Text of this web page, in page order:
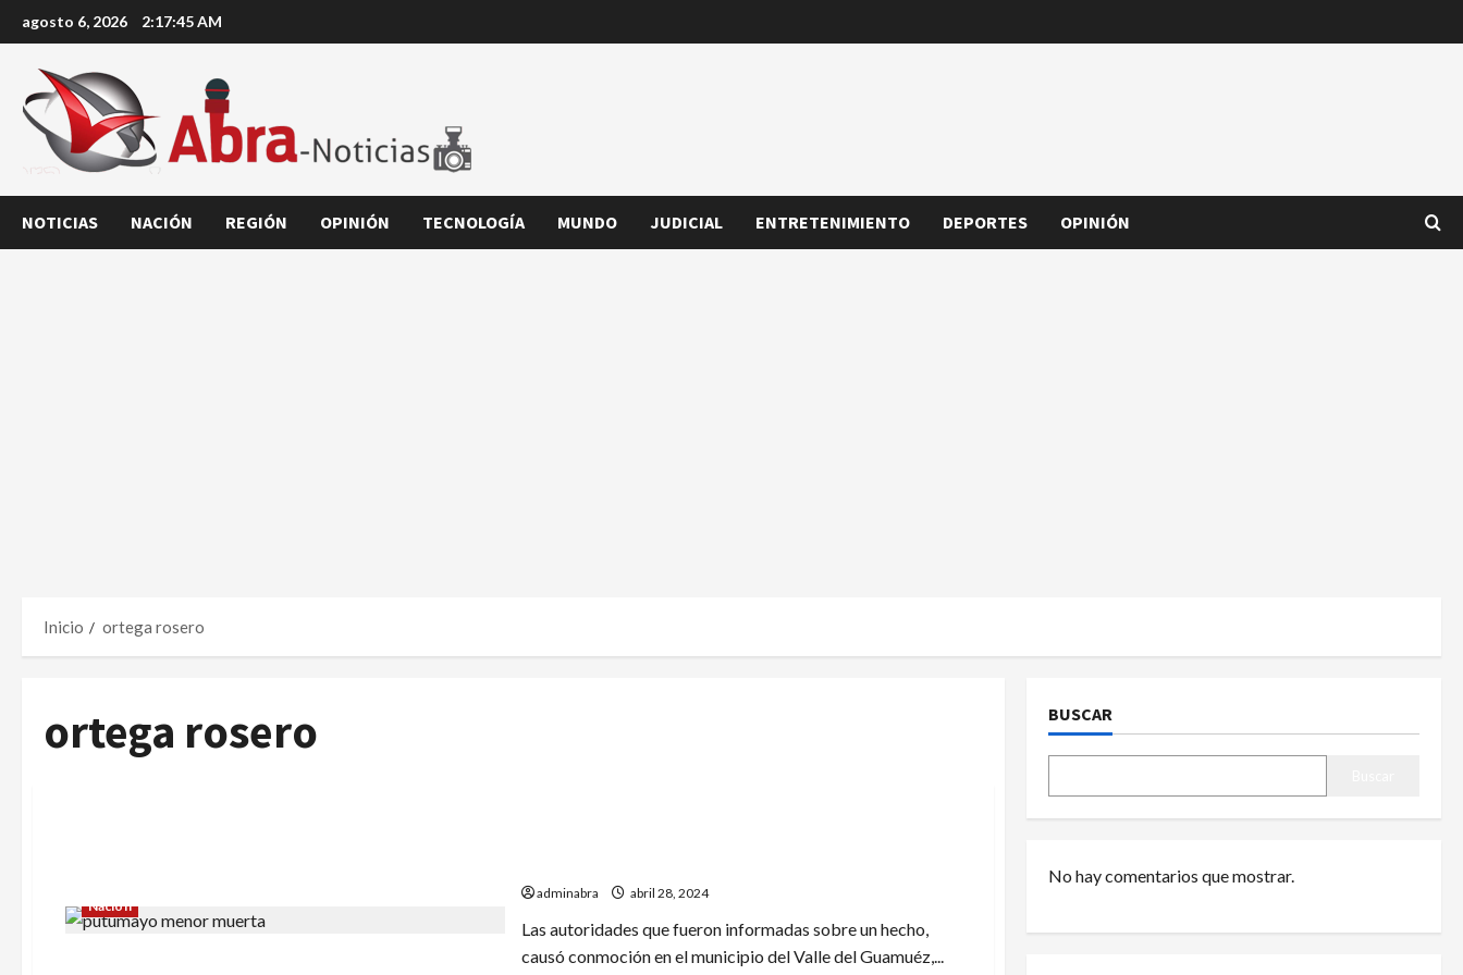
al
contenido
agosto 6, 2026 2:17:46 AM
NOTICIAS NACIÓN REGIÓN OPINIÓN TECNOLOGÍA MUNDO JUDICIAL ENTRETENIMIENTO DEPORTES OPINIÓN
Inicio ortega rosero
ortega rosero
Nación
adminabra abril 28, 2024
Las autoridades que fueron informadas sobre un hecho,
causó conmoción en el municipio del Valle del Guamuéz,...
BUSCAR
No hay comentarios que mostrar.